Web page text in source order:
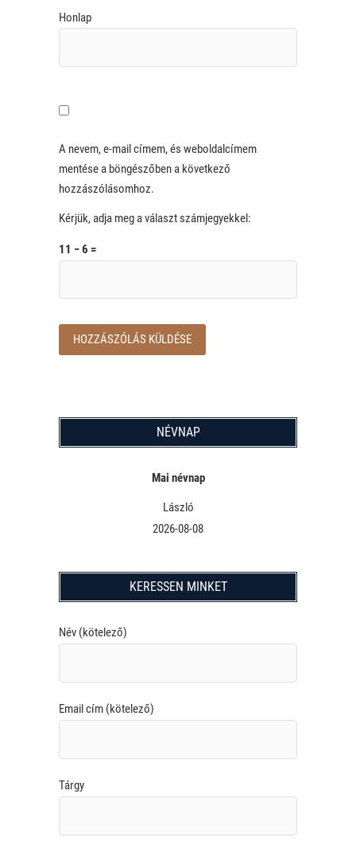
Honlap
A nevem, e-mail címem, és weboldalcímem
mentése a böngészőben a következő
hozzászólásomhoz.
Kérjük, adja meg a választ számjegyekkel:
11 − 6 =
NÉVNAP
Mai névnap
László
2026-08-08
KERESSEN MINKET
Név (kötelező)
Email cím (kötelező)
Tárgy